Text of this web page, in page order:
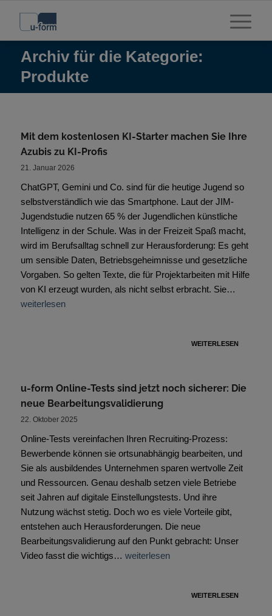
Archiv für die Kategorie:
Produkte
Mit dem kostenlosen KI-Starter machen Sie Ihre
Azubis zu KI-Profis
21. Januar 2026
ChatGPT, Gemini und Co. sind für die heutige Jugend so
selbstverständlich wie das Smartphone. Laut der JIM-
Jugendstudie nutzen 65 % der Jugendlichen künstliche
Intelligenz in der Schule. Was in der Freizeit Spaß macht,
wird im Berufsalltag schnell zur Herausforderung: Es geht
um sensible Daten, Betriebsgeheimnisse und gesetzliche
Vorgaben. So gelten Texte, die für Projektarbeiten mit Hilfe
von KI erzeugt wurden, als nicht selbst erbracht. Sie…
weiterlesen
WEITERLESEN
u-form Online-Tests sind jetzt noch sicherer: Die
neue Bearbeitungsvalidierung
22. Oktober 2025
Online-Tests vereinfachen Ihren Recruiting-Prozess:
Bewerbende können sie ortsunabhängig bearbeiten, und
Sie als ausbildendes Unternehmen sparen wertvolle Zeit
und Ressourcen. Genau deshalb setzen viele Betriebe
seit Jahren auf digitale Einstellungstests. Und ihre
Nutzung wächst stetig. Doch wo es viele Vorteile gibt,
entstehen auch Herausforderungen. Die neue
Bearbeitungsvalidierung auf den Punkt gebracht: Unser
Video fasst die wichtigs… weiterlesen
WEITERLESEN